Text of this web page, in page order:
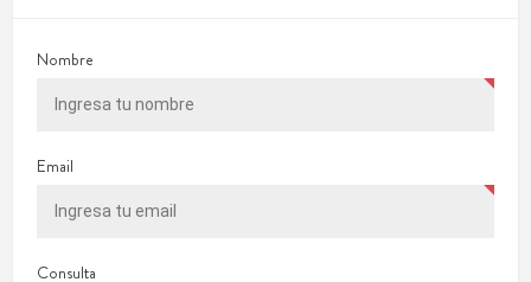
Nombre
Email
Consulta